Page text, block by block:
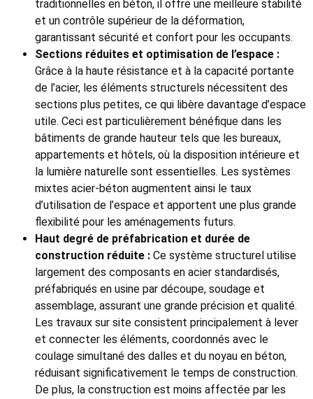
traditionnelles en béton, il offre une meilleure stabilité
et un contrôle supérieur de la déformation,
garantissant sécurité et confort pour les occupants.
Sections réduites et optimisation de l’espace :
Grâce à la haute résistance et à la capacité portante
de l’acier, les éléments structurels nécessitent des
sections plus petites, ce qui libère davantage d’espace
utile. Ceci est particulièrement bénéfique dans les
bâtiments de grande hauteur tels que les bureaux,
appartements et hôtels, où la disposition intérieure et
la lumière naturelle sont essentielles. Les systèmes
mixtes acier-béton augmentent ainsi le taux
d’utilisation de l’espace et apportent une plus grande
flexibilité pour les aménagements futurs.
Haut degré de préfabrication et durée de
construction réduite : Ce système structurel utilise
largement des composants en acier standardisés,
préfabriqués en usine par découpe, soudage et
assemblage, assurant une grande précision et qualité.
Les travaux sur site consistent principalement à lever
et connecter les éléments, coordonnés avec le
coulage simultané des dalles et du noyau en béton,
réduisant significativement le temps de construction.
De plus, la construction est moins affectée par les